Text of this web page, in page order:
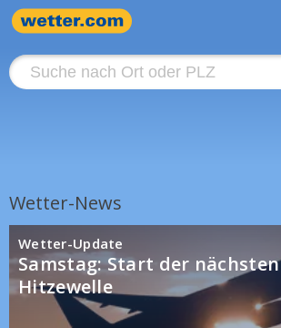
Wetter-News
Wetter-Update
Samstag: Start der nächsten
Hitzewelle